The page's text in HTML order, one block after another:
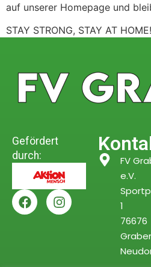
auf unserer Homepage und
STAY STRONG, STAY AT HOME!
Gefördert
durch:
FV
e.V.
1
76676